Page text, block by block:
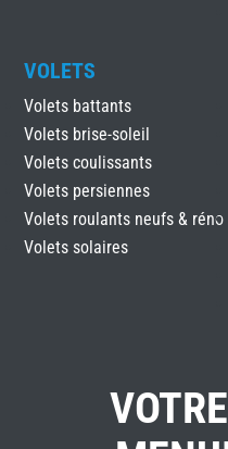
VOLETS
Volets battants
Volets brise-soleil
Volets coulissants
Volets persiennes
Volets roulants neufs & réno
Volets solaires